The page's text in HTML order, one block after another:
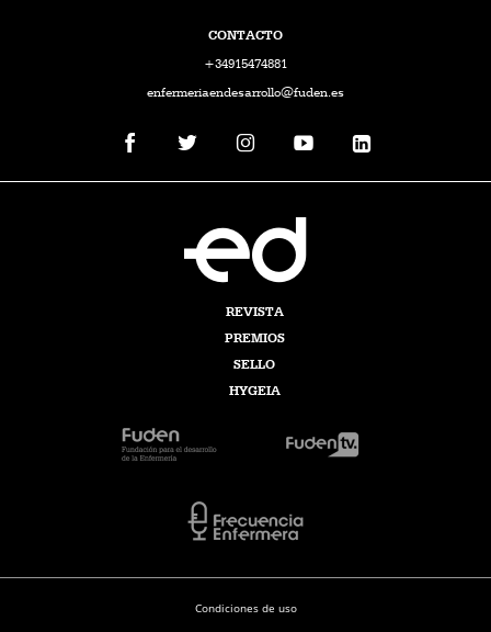
CONTACTO
+34915474881
enfermeriaendesarrollo@fuden.es
REVISTA
PREMIOS
SELLO
HYGEIA
Condiciones de uso